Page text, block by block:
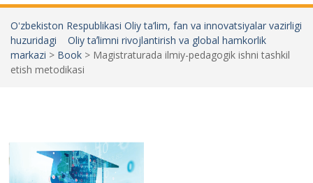
Oʻzbekiston Respublikasi Oliy ta’lim, fan va innovatsiyalar vazirligi
huzuridagi Oliy taʼlimni rivojlantirish va global hamkorlik
markazi > Book > Magistraturada ilmiy-pedagogik ishni tashkil
etish metodikasi